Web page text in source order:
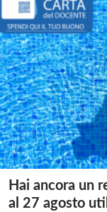
Hai ancora un
al 27 agosto